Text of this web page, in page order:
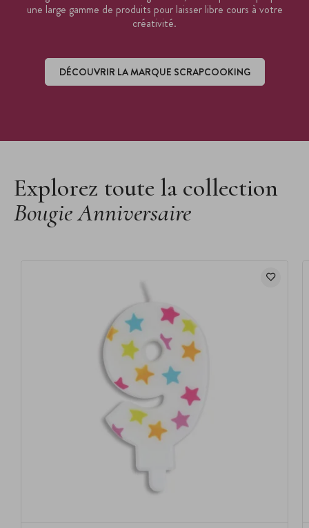
une large gamme de produits pour laisser libre cours à votre
créativité.
DÉCOUVRIR LA MARQUE SCRAPCOOKING
Explorez toute la collection
Bougie Anniversaire